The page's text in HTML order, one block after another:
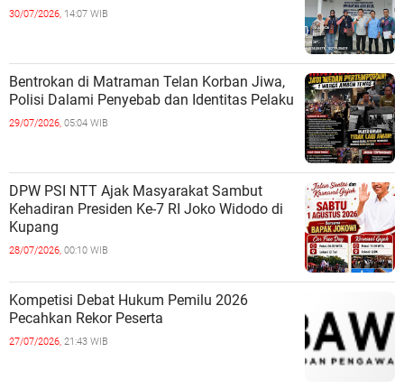
30/07/2026, 14:07 WIB
Bentrokan di Matraman Telan Korban Jiwa,
Polisi Dalami Penyebab dan Identitas Pelaku
29/07/2026, 05:04 WIB
DPW PSI NTT Ajak Masyarakat Sambut
Kehadiran Presiden Ke-7 RI Joko Widodo di
Kupang
28/07/2026, 00:10 WIB
Kompetisi Debat Hukum Pemilu 2026
Pecahkan Rekor Peserta
27/07/2026, 21:43 WIB